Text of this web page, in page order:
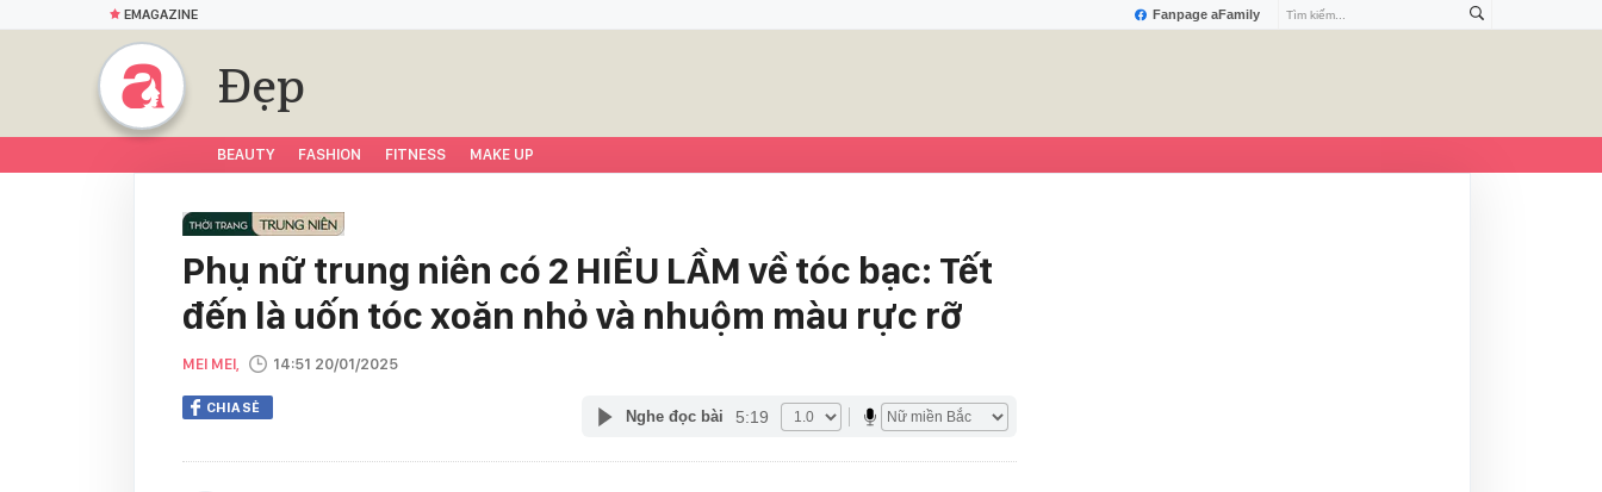
Fanpage aFamily
EMAGAZINE
Đẹp
BEAUTY FASHION FITNESS MAKE UP
Phụ nữ trung niên có 2 HIỂU LẦM về tóc bạc: Tết
đến là uốn tóc xoăn nhỏ và nhuộm màu rực rỡ
MEI MEI, 14:51 20/01/2025
CHIA SẺ Nghe đọc bài 5:19